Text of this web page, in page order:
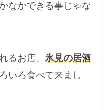
なかできる事じゃな
るお店、氷見の居酒
いろ食べて来まし